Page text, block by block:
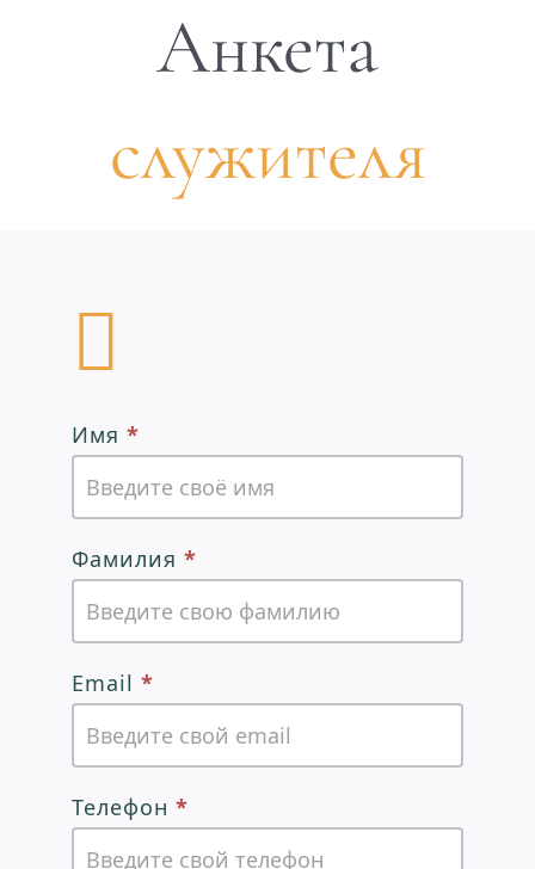
Анкета
служителя
Анкета
Служение
дарами
талантами.
Имя *
Фамилия *
Email *
Телефон *